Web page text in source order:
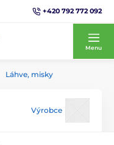
+420 792 772 092
Menu
Láhve, misky
Výrobce